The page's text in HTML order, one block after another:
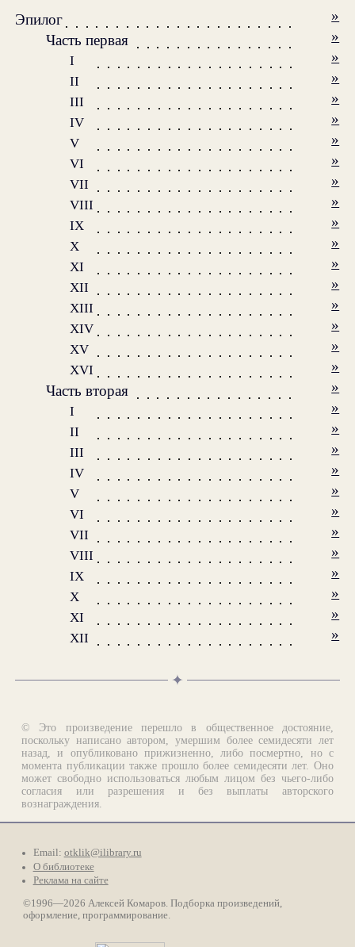
Эпилог
»
Часть первая
»
I »
II »
III »
IV »
V »
VI »
VII »
VIII »
IX »
X »
XI »
XII »
XIII »
XIV »
XV »
XVI
»
Часть вторая
»
I »
II »
III »
IV »
V »
VI »
VII »
VIII »
IX »
X »
XI »
XII »
✦
© Это произведение перешло в общественное достояние,
поскольку написано автором, умершим более семидесяти лет
назад, и опубликовано прижизненно, либо посмертно, но с
момента публикации также прошло более семидесяти лет. Оно
может свободно использоваться любым лицом без чьего-либо
согласия или разрешения и без выплаты авторского
вознаграждения.
Email: otklik@ilibrary.ru
О библиотеке
Реклама на сайте
©1996—2026 Алексей Комаров. Подборка произведений,
оформление, программирование.